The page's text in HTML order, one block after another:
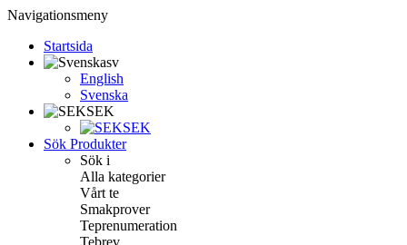
Navigationsmeny
Startsida
sv
English
Svenska
SEK
SEK
Sök Produkter
Sök i
Alla kategorier
Vårt te
Smakprover
Teprenumeration
Tebrev